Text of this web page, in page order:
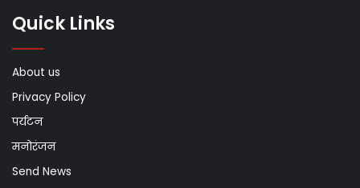
Quick Links
About us
Privacy Policy
पर्यटन
मनोरंजन
Send News